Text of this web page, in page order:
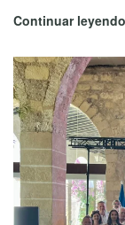
Continuar leyendo